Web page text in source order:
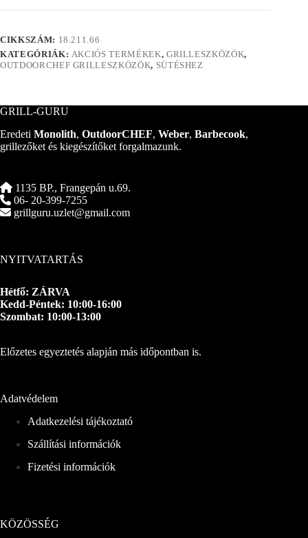
CIKKSZÁM: 18.211.66
KATEGÓRIÁK: AKCIÓS TERMÉKEK, GRILLESZKÖZÖK,
OUTDOORCHEF GRILLESZKÖZÖK, SÜTÉSHEZ
GRILL-GURU
Eredeti Monolith, OutdoorCHEF, Weber, Barbecook,
grillezőket és kiegészítőket forgalmazunk.
1135 BP., Frangepán u.69.
06- 20-399-7255
grillguru.uzlet@gmail.com
NYITVATARTÁS
Hétfő: ZÁRVA
Kedd-Péntek: 10:00-16:00
Szombat: 10:00-13:00
Előzetes egyeztetés alapján más időpontban is.
Adatvédelem
Adatkezelési tájékoztató
Szállítási információk
Fizetési információk
KÖZÖSSÉG